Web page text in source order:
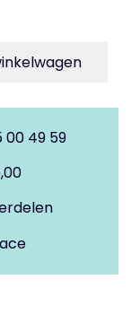
00 49 59